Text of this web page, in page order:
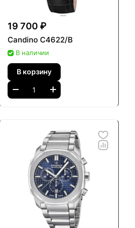
ценящиеся
в свыше
19 700 ₽
Candino C4622/B
В наличии
В корзину